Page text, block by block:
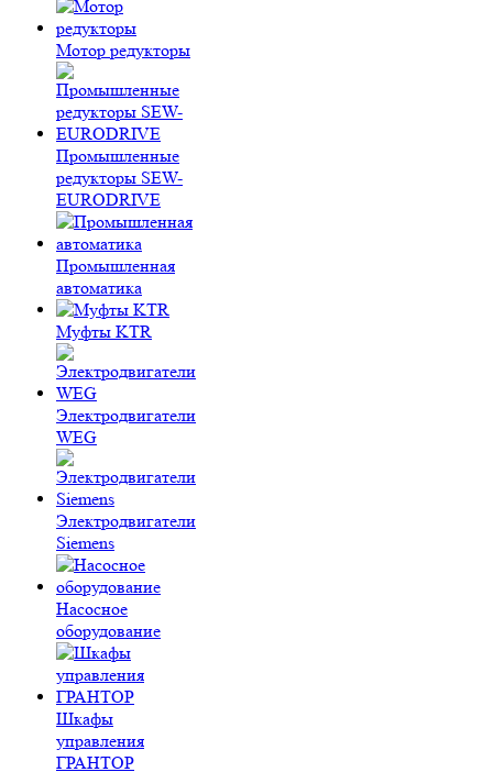
Мотор редукторы
Промышленные
редукторы SEW-
EURODRIVE
Промышленная
автоматика
Муфты KTR
Электродвигатели
WEG
Электродвигатели
Siemens
Насосное
оборудование
Шкафы
управления
ГРАНТОР